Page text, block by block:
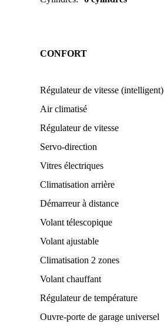
CONFORT
Régulateur de vitesse (intelligent)
Air climatisé
Régulateur de vitesse
Servo-direction
Vitres électriques
Climatisation arrière
Démarreur à distance
Volant télescopique
Volant ajustable
Climatisation 2 zones
Volant chauffant
Régulateur de température
Ouvre-porte de garage universel